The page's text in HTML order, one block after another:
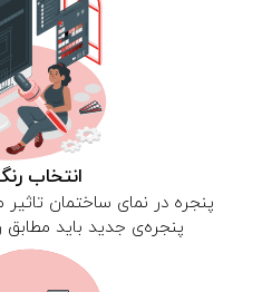
انتخاب
پنجره در نمای ساختمان تاثیر
پنجره‌ی جدید باید